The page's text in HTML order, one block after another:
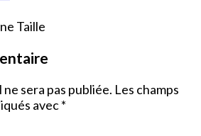
sera pas publiée. Les champs
avec*